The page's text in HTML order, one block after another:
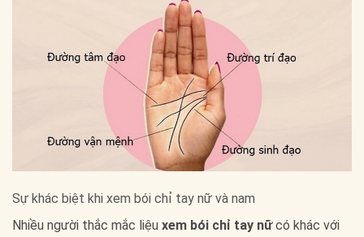
Sự khác biệt khi xem bói chỉ tay nữ và nam
Nhiều người thắc mắc liệu xem bói chỉ tay nữcó khác với